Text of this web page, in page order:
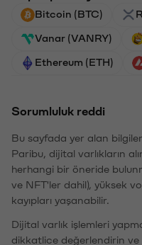
Bitcoin (BTC)
Vanar (VANRY)
Ethereum (ETH)
Sorumluluk reddi
Bu sayfada yer alan bilgiler
Paribu, dijital varlıkların
herhangi bir öneride
ve NFT'ler dahil), yüksek
kayıpları yaşanabilir.
Dijital varlık işlemleri
dikkatlice değerlendirin